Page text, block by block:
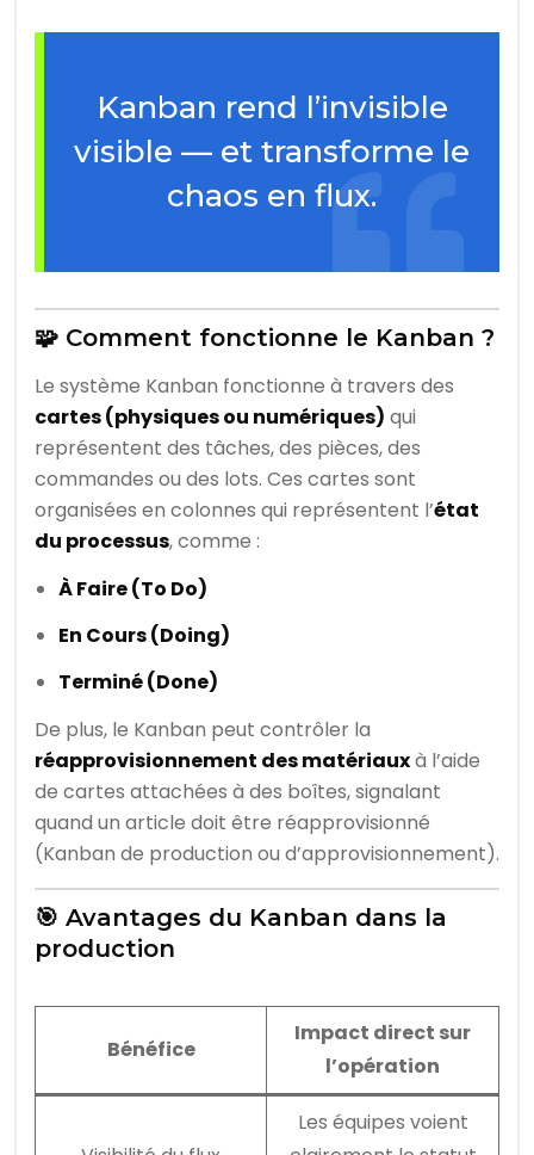
Kanban rend l’invisible
visible — et transforme le
chaos en flux.
🧩 Comment fonctionne le Kanban ?
Le système Kanban fonctionne à travers des
cartes (physiques ou numériques) qui
représentent des tâches, des pièces, des
commandes ou des lots. Ces cartes sont
organisées en colonnes qui représentent l’état
du processus, comme :
À Faire (To Do)
En Cours (Doing)
Terminé (Done)
De plus, le Kanban peut contrôler la
réapprovisionnement des matériauxà l’aide
de cartes attachées à des boîtes, signalant
quand un article doit être réapprovisionné
(Kanban de production ou d’approvisionnement).
🎯 Avantages du Kanban dans la
production
Bénéfice
Impact direct sur
l’opération
Les équipes voient